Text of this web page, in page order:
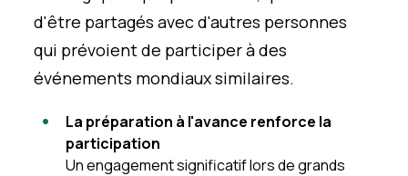
d'être partagés avec d'autres personnes
qui prévoient de participer à des
événements mondiaux similaires.
La préparation à l'avance renforce la
participation
Un engagement significatif lors de grands